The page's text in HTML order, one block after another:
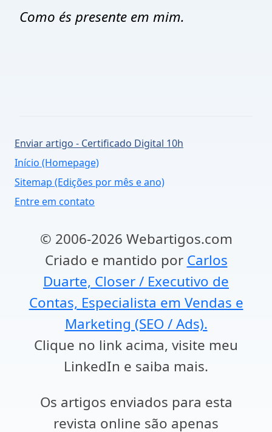
Como és presente em mim.
Enviar artigo - Certificado Digital 10h
Início (Homepage)
Sitemap (Edições por mês e ano)
Entre em contato
© 2006-2026 Webartigos.com
Criado e mantido por Carlos
Duarte, Closer / Executivo de
Contas, Especialista em Vendas e
Marketing (SEO / Ads).
Clique no link acima, visite meu
LinkedIn e saiba mais.
Os artigos enviados para esta
revista online são apenas